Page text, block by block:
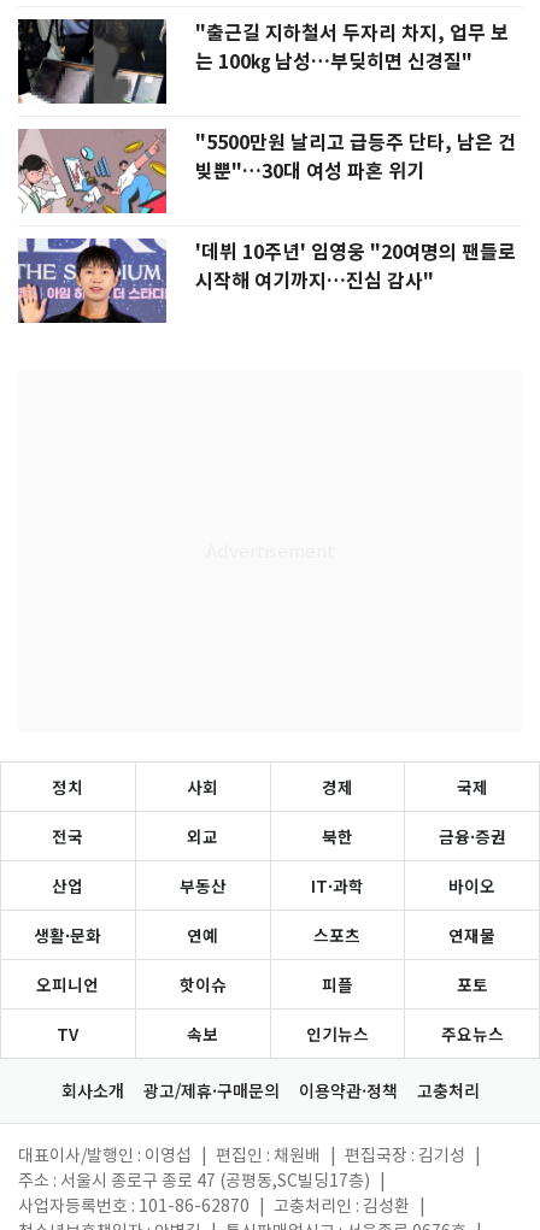
"출근길 지하철서 두자리 차지, 업무 보
는 100㎏ 남성…부딪히면 신경질"
"5500만원 날리고 급등주 단타, 남은 건
빚뿐"…30대 여성 파혼 위기
'데뷔 10주년' 임영웅 "20여명의 팬들로
시작해 여기까지…진심 감사"
정치 사회 경제 국제
전국 외교 북한 금융·증권
산업 부동산 IT·과학 바이오
생활·문화 연예 스포츠 연재물
오피니언 핫이슈 피플 포토
TV 속보 인기뉴스 주요뉴스
회사소개 광고/제휴·구매문의 이용약관·정책 고충처리
대표이사/발행인 : 이영섭 편집인 : 채원배 편집국장 : 김기성
주소 : 서울시 종로구 종로 47 (공평동,SC빌딩17층)
사업자등록번호 : 101-86-62870
고충처리인 : 김성환